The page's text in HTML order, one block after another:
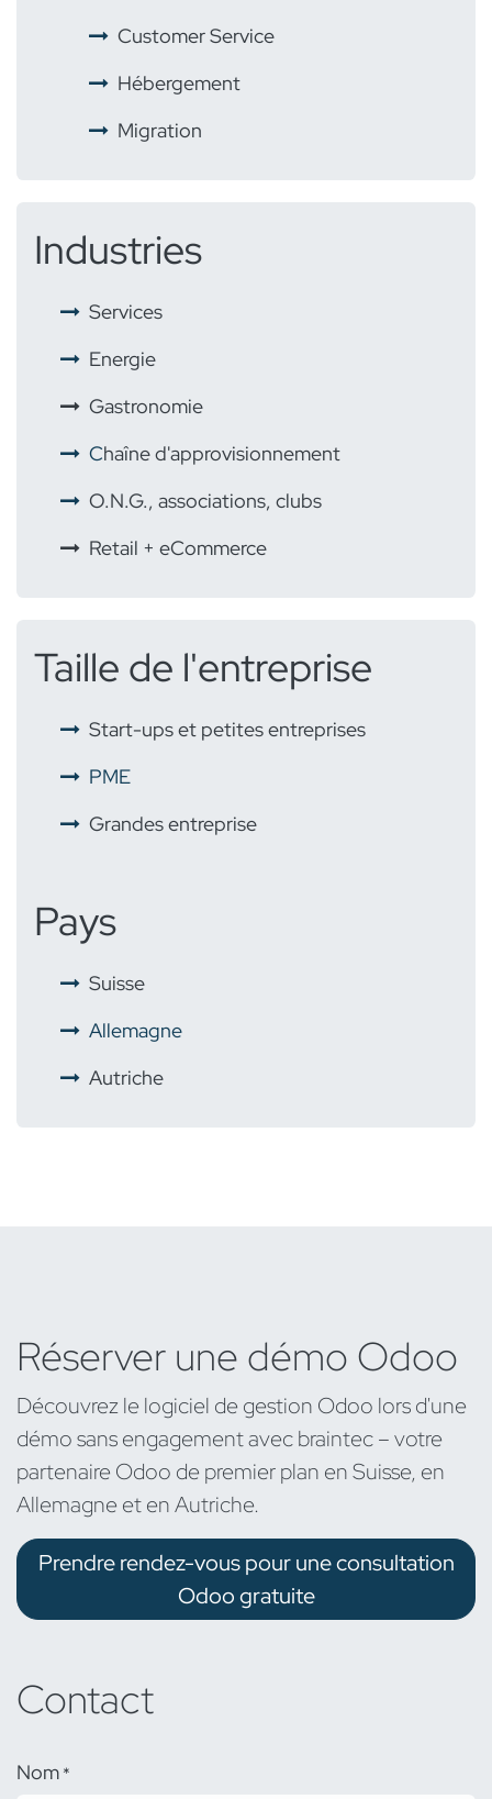
​
Customer Service
​ ​
Hébergement
​ ​
Migration
Industries
Services
Energie
Gastronomie
Chaîne d'approvisionnement
O.N.G., associations, clubs
Retail + eCommerce
Taille de l'entreprise
Start-ups et petites entreprises
PME
Grandes entreprise
Pays
Suisse
Allemagne
Autriche
Réserver une démo Odoo
Découvrez le logiciel de gestion Odoo lors d'une
démo sans engagement avec braintec – votre
partenaire Odoo de premier plan en Suisse, en
Allemagne et en Autriche.
Prendre rendez-vous pour une consultation
Odoo gratuite​
Contact
Nom*